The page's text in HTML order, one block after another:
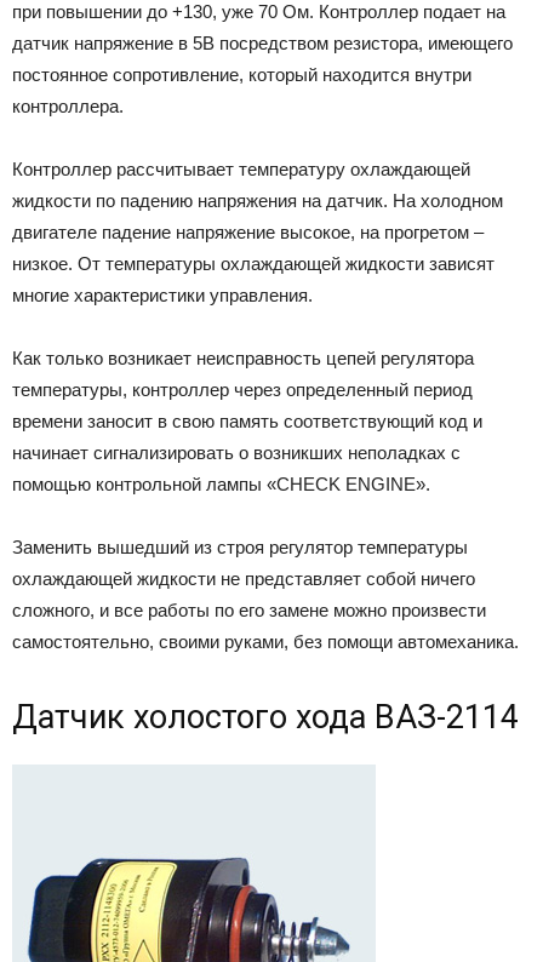
при повышении до +130, уже 70 Ом. Контроллер подает на
датчик напряжение в 5В посредством резистора, имеющего
постоянное сопротивление, который находится внутри
контроллера.
Контроллер рассчитывает температуру охлаждающей
жидкости по падению напряжения на датчик. На холодном
двигателе падение напряжение высокое, на прогретом –
низкое. От температуры охлаждающей жидкости зависят
многие характеристики управления.
Как только возникает неисправность цепей регулятора
температуры, контроллер через определенный период
времени заносит в свою память соответствующий код и
начинает сигнализировать о возникших неполадках с
помощью контрольной лампы «CHECK ENGINE».
Заменить вышедший из строя регулятор температуры
охлаждающей жидкости не представляет собой ничего
сложного, и все работы по его замене можно произвести
самостоятельно, своими руками, без помощи автомеханика.
Датчик холостого хода ВАЗ-2114